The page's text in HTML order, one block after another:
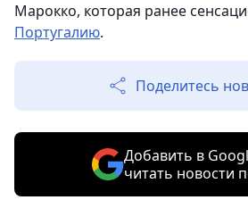
Марокко, которая ранее
Португалию.
Поделитесь
Добавить в
читать новости